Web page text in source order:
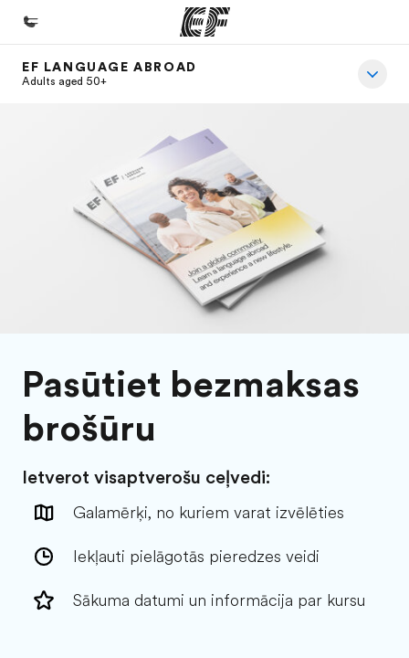
Home
Find an office near you
About us
EF LANGUAGE ABROAD
Adults aged 50+
Pasūtiet bezmaksas
brošūru
Ietverot visaptverošu ceļvedi:
Galamērķi, no kuriem varat izvēlēties
Iekļauti pielāgotās pieredzes veidi
Sākuma datumi un informācija par kursu